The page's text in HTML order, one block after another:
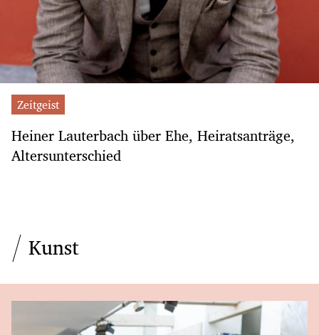
Zeitgeist
Heiner Lauterbach über Ehe, Heiratsanträge,
Altersunterschied
Kunst